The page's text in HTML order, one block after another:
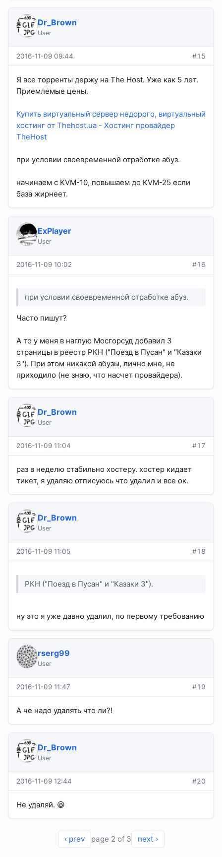
Dr_Brown
User
2016-11-09 09:44 #15
Я все торренты держу на The Host. Уже как 5 лет.
Приемлемые цены.
Купить виртуальный сервер недорого, виртуальный
хостинг от Thehost.ua - Хостинг провайдер
TheHost
при условии своевременной отработке абуз.
начинаем с KVM-10, повышаем до KVM-25 если
база жирнеет.
ExPlayer
User
2016-11-09 10:02 #16
при условии своевременной отработке абуз.
Часто пишут?
А то у меня в наглую Мосгорсуд добавил 3
страницы в реестр РКН ("Поезд в Пусан" и "Казаки
3"). При этом никакой абузы, лично мне, не
приходило (не знаю, что насчет провайдера).
Dr_Brown
User
2016-11-09 11:04 #17
раз в неделю стабильно хостеру. хостер кидает
тикет, я удаляю отписуюсь что удалил и все ок.
Dr_Brown
User
2016-11-09 11:05 #18
РКН ("Поезд в Пусан" и "Казаки 3").
ну это я уже давно удалил, по первому требованию
rserg99
User
2016-11-09 11:47 #19
А че надо удалять что ли?!
Dr_Brown
User
2016-11-09 12:44 #20
Не удаляй. 😆
‹ prev page 2 of 3 next ›